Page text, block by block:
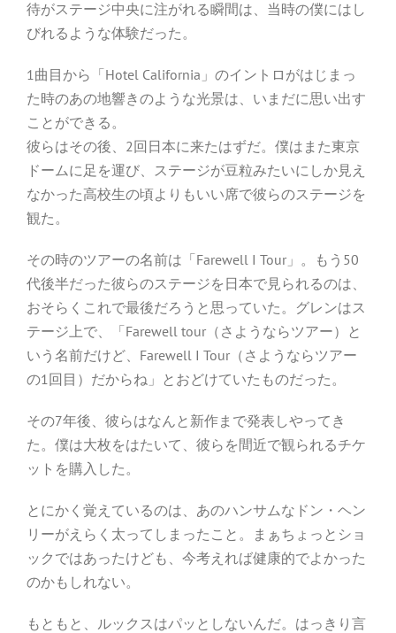
待がステージ中央に注がれる瞬間は、当時の僕にはし
びれるような体験だった。
1曲目から「Hotel California」のイントロがはじまっ
た時のあの地響きのような光景は、いまだに思い出す
ことができる。
彼らはその後、2回日本に来たはずだ。僕はまた東京
ドームに足を運び、ステージが豆粒みたいにしか見え
なかった高校生の頃よりもいい席で彼らのステージを
観た。
その時のツアーの名前は「Farewell I Tour」。もう50
代後半だった彼らのステージを日本で見られるのは、
おそらくこれで最後だろうと思っていた。グレンはス
テージ上で、「Farewell tour（さようならツアー）と
いう名前だけど、Farewell I Tour（さようならツアー
の1回目）だからね」とおどけていたものだった。
その7年後、彼らはなんと新作まで発表しやってき
た。僕は大枚をはたいて、彼らを間近で観られるチケ
ットを購入した。
とにかく覚えているのは、あのハンサムなドン・ヘン
リーがえらく太ってしまったこと。まぁちょっとショ
ックではあったけども、今考えれば健康的でよかった
のかもしれない。
もともと、ルックスはパッとしないんだ。はっきり言